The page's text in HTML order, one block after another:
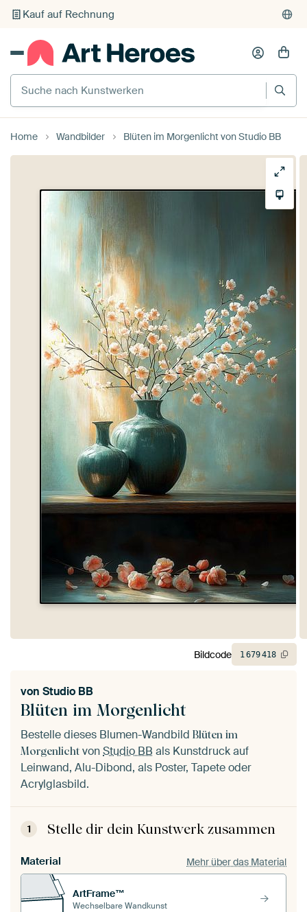
Individueller Druck auf Bestellung
Suche nach Kunstwerken
Home Wandbilder Blüten im Morgenlicht von Studio BB
Blüten im Morgenlicht
von Studio BB
Bestelle dieses Blumen-Wandbild Blüten im
Morgenlicht vonStudio BB als Kunstdruck auf
Leinwand, Alu-Dibond, als Poster, Tapete oder
Acrylglasbild.
1 Stelle dir dein Kunstwerk zusammen
Material Mehr über das Material
ArtFrame™
Wechselbare Wandkunst
Bildcode 1679418